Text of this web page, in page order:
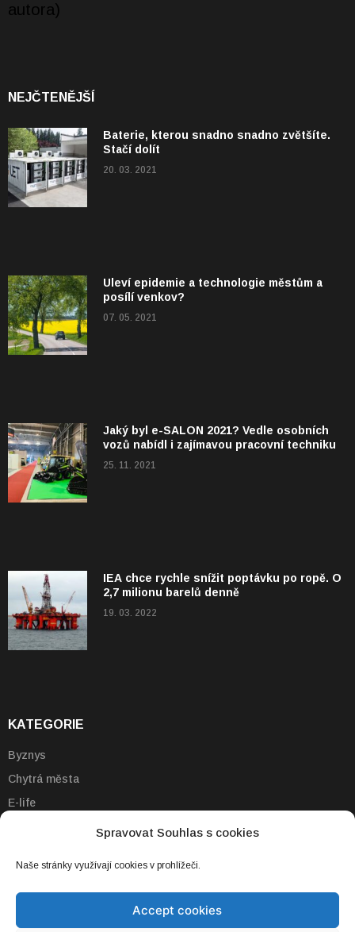
Spravovat Souhlas s cookies
Naše stránky využívají cookies v prohlížeči.
Accept cookies
NEJČTENĚJŠÍ
Baterie, kterou snadno snadno zvětšíte.
Stačí dolít
20. 03. 2021
Uleví epidemie a technologie městům a
posílí venkov?
07. 05. 2021
Jaký byl e-SALON 2021? Vedle osobních
vozů nabídl i zajímavou pracovní techniku
25. 11. 2021
IEA chce rychle snížit poptávku po ropě. O
2,7 milionu barelů denně
19. 03. 2022
KATEGORIE
Byznys
Chytrá města
E-life
Technologie
Vzdělávání